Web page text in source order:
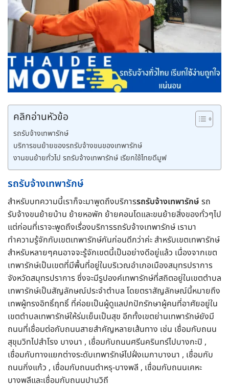
คลิกอ่านหัวข้อ
รถรับจ้างเทพารักษ์
บริการขนย้ายของรถรับจ้างขนของเทพารักษ์
งานขนย้ายทั่วไป รถรับจ้างเทพารักษ์ เรียกใช้ไทยดีมูฟ
รถรับจ้างเทพารักษ์
สำหรับบทความนี้เราก็จะมาพูดถึงบริการรถรับจ้างเทพารักษ์ รถ
รับจ้างขนย้ายบ้าน ย้ายหอพัก ย้ายคอนโดและขนย้ายสิ่งของทั่วๆไป
แต่ก่อนที่เราจะพูดถึงเรื่องบริการรถรับจ้างเทพารักษ์ เรามา
ทำความรู้จักกับเขตเทพารักษ์กันก่อนดีกว่าค่ะ สำหรับเขตเทพารักษ์
สำหรับหลายๆคนอาจจะรู้จักเขตนี้เป็นอย่างดีอยู่แล้ว เนื่องจากเขต
เทพารักษ์เป็นเขตที่มีพื้นที่อยู่ในบริเวณอำเภอเมืองสมุทรปราการ
จังหวัดสมุทรปราการ ซึ่งจะมีรูปองค์เทพารักษ์ที่สถิตอยู่ในเขตตำบล
เทพารักษ์เป็นสัญลักษณ์ประจำตำบล โดยตราสัญลักษณ์นี้หมายถึง
เทพผู้ทรงอิทธิ์ฤทธิ์ ที่ค่อยเป็นผู้ดูแลปกปักรักษาผู้คนที่อาศัยอยู่ใน
เขตตำบลเทพารักษ์ให้ร่มเย็นเป็นสุข อีกทั้งเขตย่านเทพารักษ์ยังมี
ถนนที่เชื่อมต่อกับถนนสายสำคัญหลายเส้นทาง เช่น เชื่อมกับถนน
สุขุมวิทไปสำโรง บางนา , เชื่อมกับถนนศรีนครินทร์ไปบางกะปิ ,
เชื่อมกับทางแยกต่างระดับเทพารักษ์ไปฝั่งเมกาบางนา , เชื่อมกับ
ถนนกิ่งแก้ว , เชื่อมกับถนนตำหรุ-บางพลี , เชื่อมกับถนนเคหะ
บางพลีและเชื่อมกับถนนปานวิถี